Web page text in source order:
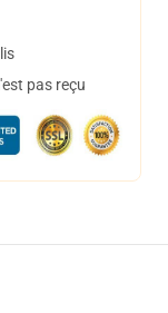
pas reçu